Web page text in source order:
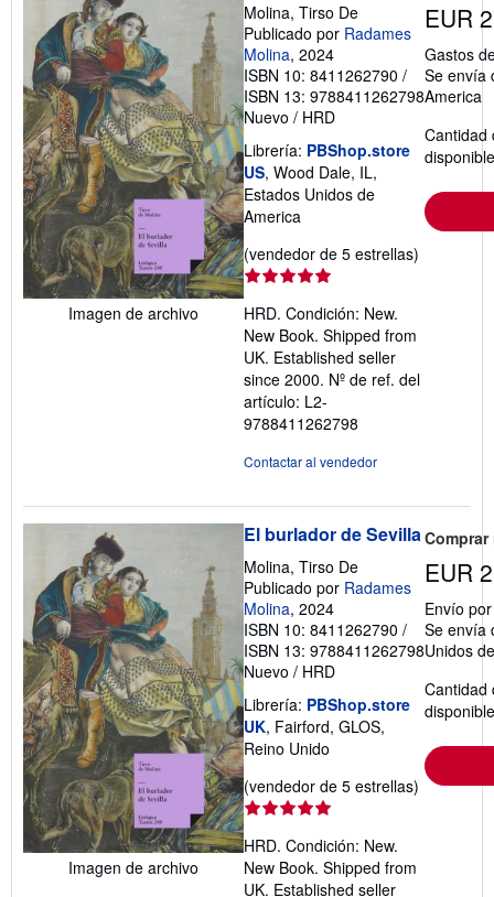
Imagen de archivo
Molina, Tirso De
Publicado por Radames
Molina, 2024
ISBN 10: 8411262790 /
ISBN 13: 9788411262798
Nuevo / HRD
Librería: PBShop.store
US, Wood Dale, IL,
Estados Unidos de
America
(vendedor de 5 estrellas)
estrellas
HRD. Condición: New.
New Book. Shipped from
UK. Established seller
since 2000. Nº de ref. del
artículo: L2-
9788411262798
Contactar al vendedor
EUR
Gastos
Se envía
America
Cantidad
Imagen de archivo
El burlador de Sevilla
Molina, Tirso De
Publicado por Radames
Molina, 2024
ISBN 10: 8411262790 /
ISBN 13: 9788411262798
Nuevo / HRD
Librería: PBShop.store
UK, Fairford, GLOS,
Reino Unido
(vendedor de 5 estrellas)
HRD. Condición: New.
New Book. Shipped from
UK. Established seller
EUR
Envío
Se envía
Unidos
Cantidad